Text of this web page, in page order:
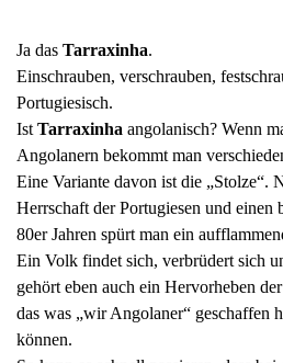
Ja das Tarraxinha.
Einschrauben, verschrauben,
Portugiesisch.
Ist Tarraxinha angolanisch? Wenn
Angolanern bekommt man
Eine Variante davon ist die „Stolze“.
Herrschaft der Portugiesen und
80er Jahren spürt man ein
Ein Volk findet sich, verbrüdert sich
gehört eben auch ein Hervorheben
das was „wir Angolaner“ geschaffen
können.